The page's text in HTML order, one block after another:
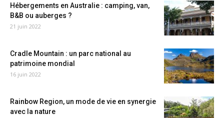
Hébergements en Australie : camping, van,
B&B ou auberges ?
21 juin 2022
Cradle Mountain : un parc national au
patrimoine mondial
16 juin 2022
Rainbow Region, un mode de vie en synergie
avec la nature